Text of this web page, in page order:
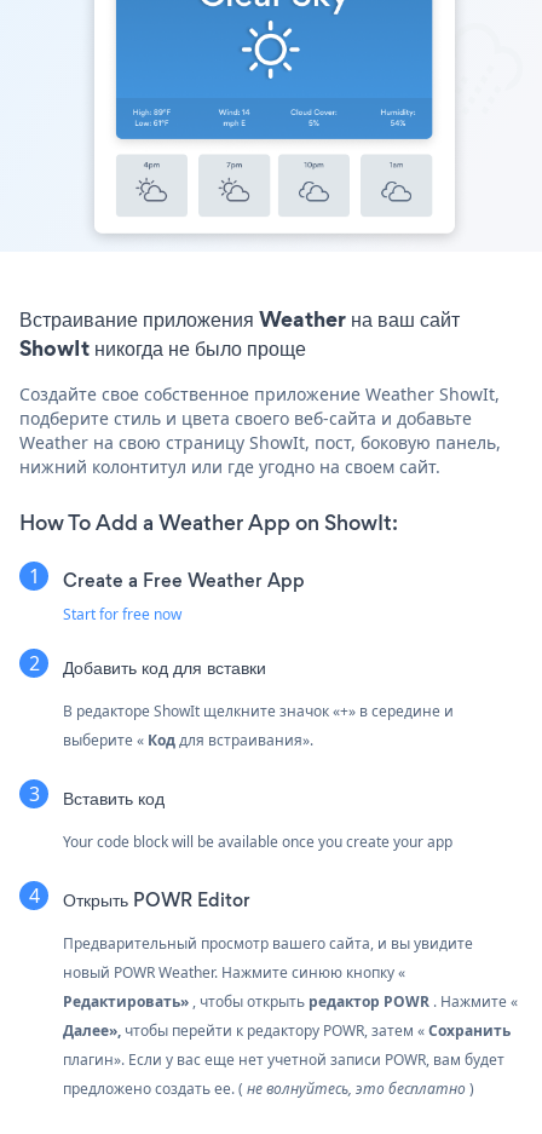
Встраивание приложения Weather на ваш сайт
ShowIt никогда не было проще
Создайте свое собственное приложение Weather ShowIt,
подберите стиль и цвета своего веб-сайта и добавьте
Weather на свою страницу ShowIt, пост, боковую панель,
нижний колонтитул или где угодно на своем сайт.
How To Add a Weather App on ShowIt:
Create a Free Weather App
Start for free now
Добавить код для вставки
В редакторе ShowIt щелкните значок «+» в середине и
выберите « Коддля встраивания».
Вставить код
Your code block will be available once you create your app
Открыть POWR Editor
Предварительный просмотр вашего сайта, и вы увидите
новый POWR Weather. Нажмите синюю кнопку «
Редактировать» , чтобы открыть редактор POWR . Нажмите «
Далее», чтобы перейти к редактору POWR, затем «Сохранить
плагин». Если у вас еще нет учетной записи POWR, вам будет
предложено создать ее. ( не волнуйтесь, это бесплатно)